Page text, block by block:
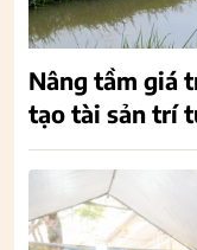
Nâng tầm giá
tạo tài sản trí